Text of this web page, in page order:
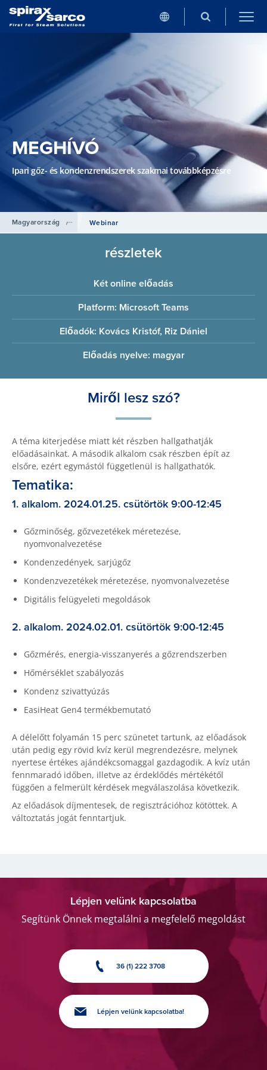
MEGHÍVÓ
Ipari gőz- és kondenzrendszerek szakmai továbbképzésre
Magyarország / OktatásWebinar
részletek
Két online előadás
Platform: Microsoft Teams
Előadók: Kovács Kristóf, Riz Dániel
Előadás nyelve: magyar
Miről lesz szó?
A téma kiterjedése miatt két részben hallgathatják
előadásainkat. A második alkalom csak részben épít az
elsőre, ezért egymástól függetlenül is hallgathatók.
Tematika:
1. alkalom. 2024.01.25. csütörtök 9:00-12:45
Gőzminőség, gőzvezetékek méretezése,
nyomvonalvezetése
Kondenzedények, sarjúgőz
Kondenzvezetékek méretezése, nyomvonalvezetése
Digitális felügyeleti megoldások
2. alkalom. 2024.02.01. csütörtök 9:00-12:45
Gőzmérés, energia-visszanyerés a gőzrendszerben
Hőmérséklet szabályozás
Kondenz szivattyúzás
EasiHeat Gen4 termékbemutató
A délelőtt folyamán 15 perc szünetet tartunk, az előadások
után pedig egy rövid kvíz kerül megrendezésre, melynek
nyertese értékes ajándékcsomaggal gazdagodik. A kvíz után
fennmaradó időben, illetve az érdeklődés mértékétől
függően a felmerült kérdések megválaszolása következik.
Az előadások díjmentesek, de regisztrációhoz kötöttek. A
változtatás jogát fenntartjuk.
Lépjen velünk kapcsolatba
Segítünk Önnek megtalálni a megfelelő megoldást
36 (1) 222 3708
Lépjen velünk kapcsolatba!